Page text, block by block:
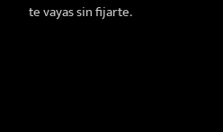
te vayas sin fijarte.